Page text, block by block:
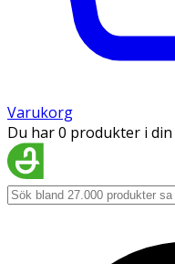
Varukorg
Du har 0 produkter i